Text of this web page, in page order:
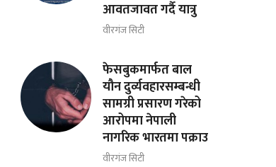
आवतजावत गर्दै यात्रु
वीरगंज सिटी
फेसबुकमार्फत बाल
यौन दुर्व्यवहारसम्बन्धी
सामग्री प्रसारण गरेको
आरोपमा नेपाली
नागरिक भारतमा पक्राउ
वीरगंज सिटी